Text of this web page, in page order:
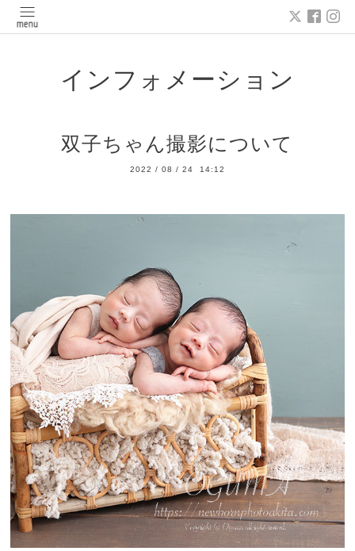
インフォメーション
双子ちゃん撮影について
2022 / 08 / 24 14:12